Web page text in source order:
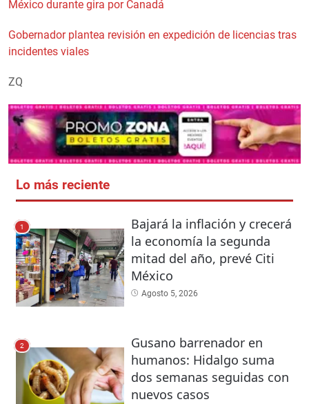
México durante gira por Canadá
Gobernador plantea revisión en expedición de licencias tras
incidentes viales
ZQ
Lo más reciente
1
Bajará la inflación y crecerá
la economía la segunda
mitad del año, prevé Citi
México
Agosto 5, 2026
2
Gusano barrenador en
humanos: Hidalgo suma
dos semanas seguidas con
nuevos casos